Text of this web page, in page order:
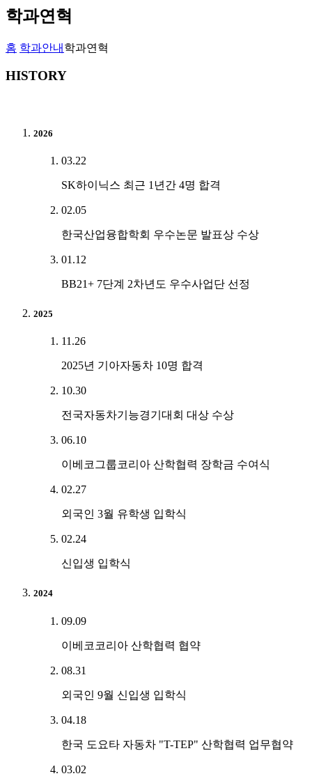
학과연혁
홈 학과안내 학과연혁
HISTORY
2026
03.22
SK하이닉스 최근 1년간 4명 합격
02.05
한국산업융합학회 우수논문 발표상 수상
01.12
BB21+ 7단계 2차년도 우수사업단 선정
2025
11.26
2025년 기아자동차 10명 합격
10.30
전국자동차기능경기대회 대상 수상
06.10
이베코그룹코리아 산학협력 장학금 수여식
02.27
외국인 3월 유학생 입학식
02.24
신입생 입학식
2024
09.09
이베코코리아 산학협력 협약
08.31
외국인 9월 신입생 입학식
04.18
한국 도요타 자동차 "T-TEP" 산학협력 업무협약
03.02